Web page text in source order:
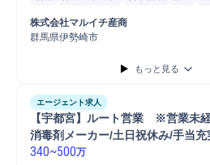
惣菜
生鮮品 飲料
冷凍食品
販促企画
株式会社マルイチ産商
群馬県伊勢崎市
もっと見る
エージェント求人
【宇都宮】ルート営業　※営業未
消毒剤メーカー/土日祝休み/手当充
340~500万